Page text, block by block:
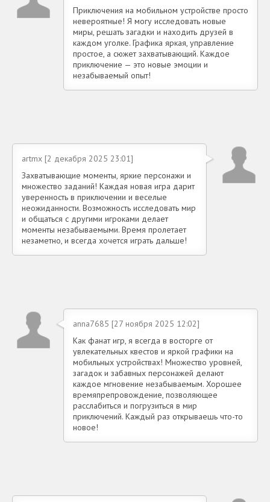
Приключения на мобильном устройстве просто
невероятные! Я могу исследовать новые
миры, решать загадки и находить друзей в
каждом уголке. Графика яркая, управление
простое, а сюжет захватывающий. Каждое
приключение — это новые эмоции и
незабываемый опыт!
artmx [2 декабря 2025 23:01]
Захватывающие моменты, яркие персонажи и
множество заданий! Каждая новая игра дарит
уверенность в приключении и веселые
неожиданности. Возможность исследовать мир
и общаться с другими игроками делает
моменты незабываемыми. Время пролетает
незаметно, и всегда хочется играть дальше!
anna7685 [27 ноября 2025 12:02]
Как фанат игр, я всегда в восторге от
увлекательных квестов и яркой графики на
мобильных устройствах! Множество уровней,
загадок и забавных персонажей делают
каждое мгновение незабываемым. Хорошее
времяпрепровождение, позволяющее
расслабиться и погрузиться в мир
приключений. Каждый раз открываешь что-то
новое!